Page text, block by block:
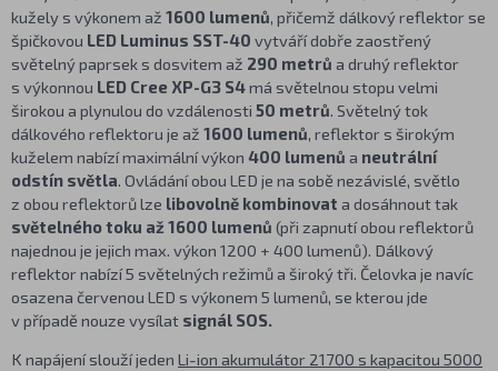
kužely s výkonem až 1600 lumenů, přičemž dálkový reflektor se
špičkovou LED Luminus SST-40 vytváří dobře zaostřený
světelný paprsek s dosvitem až 290 metrů a druhý reflektor
s výkonnou LED Cree XP-G3 S4má světelnou stopu velmi
širokou a plynulou do vzdálenosti 50 metrů. Světelný tok
dálkového reflektoru je až 1600 lumenů, reflektor s širokým
kuželem nabízí maximální výkon 400 lumenů a neutrální
odstín světla. Ovládání obou LED je na sobě nezávislé, světlo
z obou reflektorů lze libovolně kombinovat a dosáhnout tak
světelného toku až 1600 lumenů (při zapnutí obou reflektorů
najednou je jejich max. výkon 1200 + 400 lumenů). Dálkový
reflektor nabízí 5 světelných režimů a široký tři. Čelovka je navíc
osazena červenou LED s výkonem 5 lumenů, se kterou jde
v případě nouze vysílat signál SOS.
K napájení slouží jeden Li-ion akumulátor 21700 s kapacitou 5000